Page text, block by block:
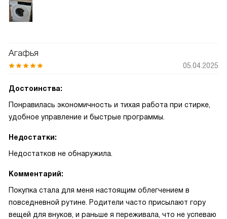
Агафья
05.04.2025
Достоинства:
Понравилась экономичность и тихая работа при стирке,
удобное управление и быстрые программы.
Недостатки:
Недостатков не обнаружила.
Комментарий:
Покупка стала для меня настоящим облегчением в
повседневной рутине. Родители часто присылают гору
вещей для внуков, и раньше я переживала, что не успеваю